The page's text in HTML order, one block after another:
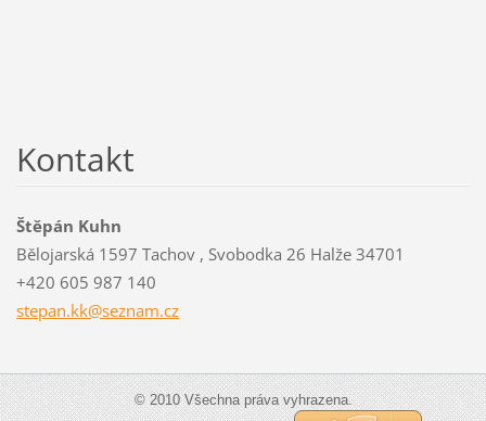
Kontakt
Štěpán Kuhn
Bělojarská 1597 Tachov , Svobodka 26 Halže 34701
+420 605 987 140
stepan.kk@seznam.cz
© 2010 Všechna práva vyhrazena.